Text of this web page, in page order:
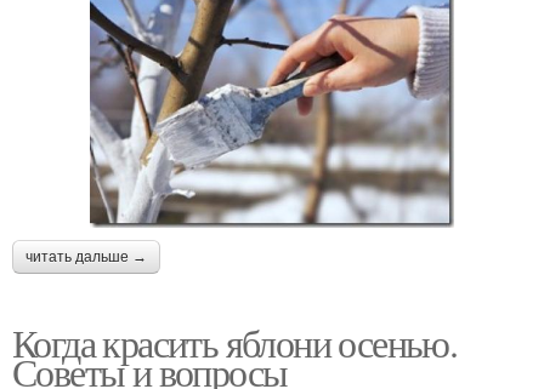
читать дальше →
Когда красить яблони осенью.
Советы и вопросы